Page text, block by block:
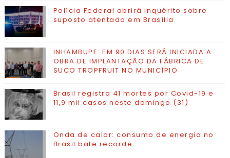
Polícia Federal abrirá inquérito sobre
suposto atentado em Brasília
INHAMBUPE: EM 90 DIAS SERÁ INICIADA A
OBRA DE IMPLANTAÇÃO DA FÁBRICA DE
SUCO TROPFRUIT NO MUNICÍPIO
Brasil registra 41 mortes por Covid-19 e
11,9 mil casos neste domingo (31)
Onda de calor: consumo de energia no
Brasil bate recorde